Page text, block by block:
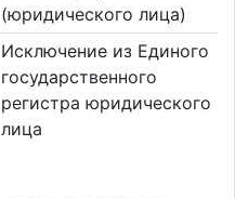
(юридического лица)
Исключение из Единого
государственного
регистра юридического
лица